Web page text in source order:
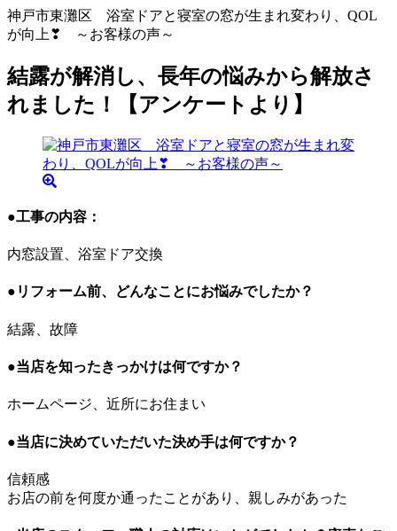
神戸市東灘区 浴室ドアと寝室の窓が生まれ変わり、QOL
が向上❣ ～お客様の声～
結露が解消し、長年の悩みから解放さ
れました！【アンケートより】
●工事の内容：
内窓設置、浴室ドア交換
●リフォーム前、どんなことにお悩みでしたか？
結露、故障
●当店を知ったきっかけは何ですか？
ホームページ、近所にお住まい
●当店に決めていただいた決め手は何ですか？
信頼感
お店の前を何度か通ったことがあり、親しみがあった